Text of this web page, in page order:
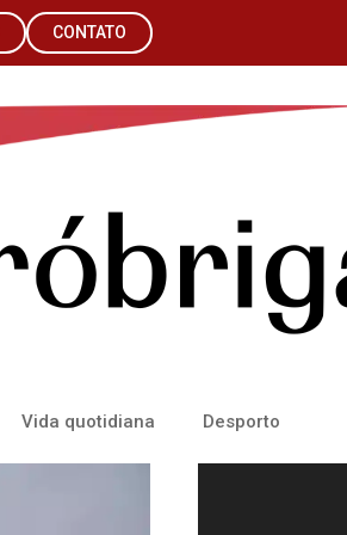
CONTATO
Vida quotidiana Desporto